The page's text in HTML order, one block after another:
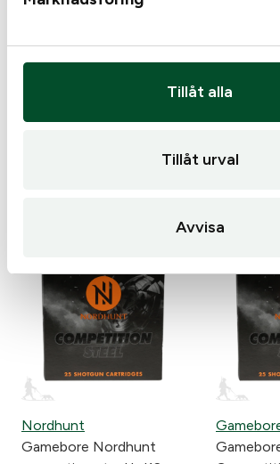
Tillåt alla
Tillåt urval
Avvisa
kal12 US7 24g
Rio Blue
24g
Slut i lager
Nordhunt
Gamebore Nordhunt